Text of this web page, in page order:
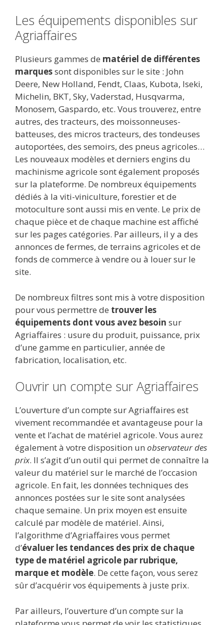
Les équipements disponibles sur
Agriaffaires
Plusieurs gammes de matériel de différentes
marquessont disponibles sur le site : John
Deere, New Holland, Fendt, Claas, Kubota, Iseki,
Michelin, BKT, Sky, Vaderstad, Husqvarma,
Monosem, Gaspardo, etc. Vous trouverez, entre
autres, des tracteurs, des moissonneuses-
batteuses, des micros tracteurs, des tondeuses
autoportées, des semoirs, des pneus agricoles…
Les nouveaux modèles et derniers engins du
machinisme agricole sont également proposés
sur la plateforme. De nombreux équipements
dédiés à la viti-viniculture, forestier et de
motoculture sont aussi mis en vente. Le prix de
chaque pièce et de chaque machine est affiché
sur les pages catégories. Par ailleurs, il y a des
annonces de fermes, de terrains agricoles et de
fonds de commerce à vendre ou à louer sur le
site.
De nombreux filtres sont mis à votre disposition
pour vous permettre de trouver les
équipements dont vous avez besoin sur
Agriaffaires : usure du produit, puissance, prix
d’une gamme en particulier, année de
fabrication, localisation, etc.
Ouvrir un compte sur Agriaffaires
L’ouverture d’un compte sur Agriaffaires est
vivement recommandée et avantageuse pour la
vente et l’achat de matériel agricole. Vous aurez
également à votre disposition un observateur des
prix. Il s’agit d’un outil qui permet de connaître la
valeur du matériel sur le marché de l’occasion
agricole. En fait, les données techniques des
annonces postées sur le site sont analysées
chaque semaine. Un prix moyen est ensuite
calculé par modèle de matériel. Ainsi,
l’algorithme d’Agriaffaires vous permet
d’évaluer les tendances des prix de chaque
type de matériel agricole par rubrique,
marque et modèle. De cette façon, vous serez
sûr d’acquérir vos équipements à juste prix.
Par ailleurs, l’ouverture d’un compte sur la